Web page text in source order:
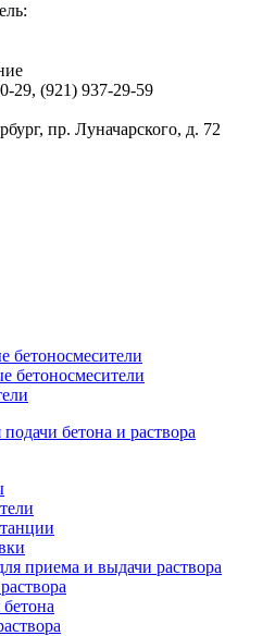
29, (921) 937-29-59
пр. Луначарского, д. 72
бетоносмесители
бетоносмесители
бетона и раствора
приема и выдачи раствора